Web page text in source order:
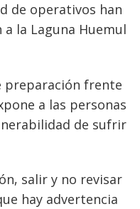
de operativos han
la Laguna Huemul
preparación frente
a las personas
de sufrir
salir y no revisar
hay advertencia